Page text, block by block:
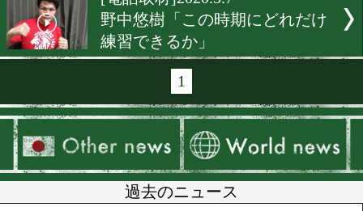
栗原慶太「こういう時だか
そ技術を磨く」
[立ち話&電話取材
前田稔輝「ボクモバ注目ラ
ングに恥じない試合を見せ
[電話取材]2020.5.11